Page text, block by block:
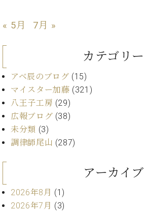
シ
コ
ン
サ
ー
/
C.
ュ
タ
タ
ャ
の
取
り
組
ア
ノ
ベ
イ
ン
の
音
タ
イ
ン
リ
知
メ
デ
ィ
ア
キ
ャ
規
デ
ィ
ー
ラ
取
店
店
オンライン試弾
メルマガ登録
趣
味
か
的
ャ
グ
« 5月 7月 »
カテゴリー
アベ辰のブログ (15)
マイスター加藤 (321)
八王子工房 (29)
広報ブログ (38)
未分類 (3)
調律師尾山 (287)
アーカイブ
2026年8月 (1)
2026年7月 (3)